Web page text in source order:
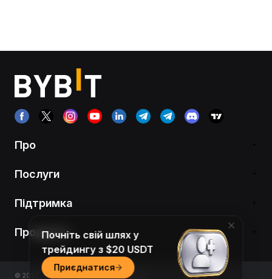
Про
Послуги
Підтримка
Продукти
© 2018-2026 Bybit.com. All rights reserved.
Почніть свій шлях у
трейдингу з $20 USDT
Приєднатися